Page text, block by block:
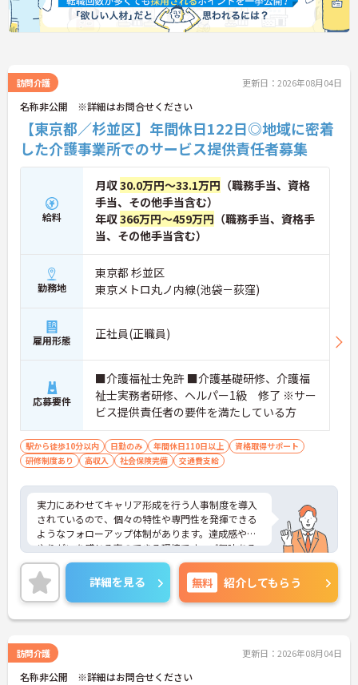
訪問介護 更新日：2026年08月04日
名称非公開 ※詳細はお問合せください
【東京都／杉並区】年間休日122日◎地域に密着
した介護事業所でのサービス提供責任者募集
給料
月収30.0万円～33.1万円 （職務手当、資格
手当、その他手当含む）
年収366万円～459万円 （職務手当、資格手
当、その他手当含む）
勤務地
東京都 杉並区
東京メトロ丸ノ内線(池袋－荻窪)
雇用形態 正社員(正職員)
応募要件
■介護福祉士免許 ■介護基礎研修、介護福
祉士実務者研修、ヘルパー1級 修了 ※サー
ビス提供責任者の要件を満たしている方
駅から徒歩10分以内 日勤のみ 年間休日110日以上
資格取得サポート
研修制度あり
高収入 社会保険完備 交通費支給
実力にあわせてキャリア形成を行う人事制度を導入
されているので、個々の特性や専門性を発揮できる
ようなフォローアップ体制があります。達成感や、
やりがいを感じる事のできる環境です。ご興味ある
方には、面接のポイントなど、さらに詳細をお話致
しますのでお気軽にご相談ください。
詳細を見る 無料 紹介してもらう
訪問介護 更新日：2026年08月04日
名称非公開 ※詳細はお問合せください